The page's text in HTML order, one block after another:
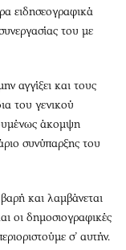
στην ''Κ''
ειδησεογραφικά
του με
αγγίξει και τους
του γενικού
άκομψη
συνύπαρξης του
και λαμβάνεται
οι δημοσιογραφικές
σ’ αυτήν.